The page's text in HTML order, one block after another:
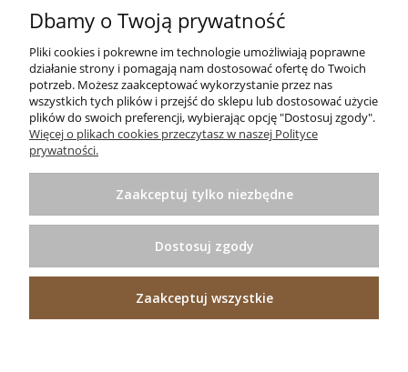
dopasować dywan do charakteru Twojego domu. Dywanik24 -
twój partner w kreowaniu wyjątkowego wnętrza.
Informacje
Pomoc
Zakupy
Projekt i wykonanie:Ecommercy.pl
Dbamy o Twoją prywatność
Pliki cookies i pokrewne im technologie umożliwiają poprawne
działanie strony i pomagają nam dostosować ofertę do Twoich
potrzeb. Możesz zaakceptować wykorzystanie przez nas
wszystkich tych plików i przejść do sklepu lub dostosować użycie
plików do swoich preferencji, wybierając opcję "Dostosuj zgody".
Więcej o plikach cookies przeczytasz w naszej Polityce
prywatności.
Zaakceptuj tylko niezbędne
Dostosuj zgody
Zaakceptuj wszystkie